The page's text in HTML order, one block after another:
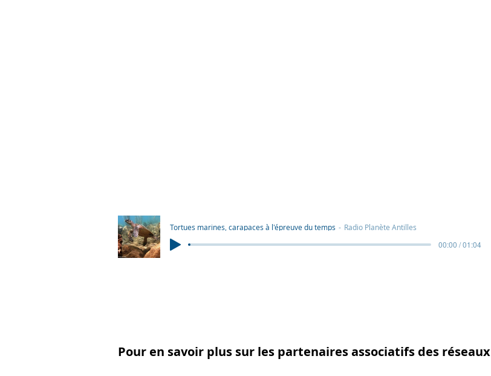
Tortues marines, carapaces à l'épreuve du temps Radio Planète Antilles
00:00 / 01:04
Pour en savoir plus sur les partenaires associatifs des réseaux